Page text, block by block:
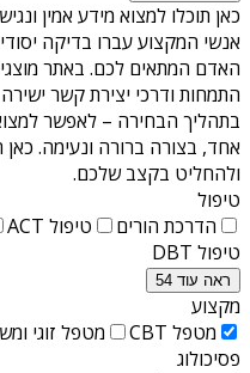
כאן תוכלו למצוא מידע אמין
אנשי המקצוע עברו בדיקה
האדם המתאים לכם. באתר
התמחות ודרכי יצירת קשר
בתהליך הבחירה – לאפשר
אחד, בצורה ברורה ונעימה. כאן
ולהחליט בקצב שלכם.
טיפול
הדרכת הורים
טיפול ACT
טיפול DBT
ראה עוד 54
מקצוע
מטפל CBT
מטפל זוגי
פסיכולוג